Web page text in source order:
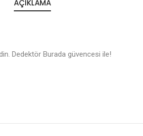
AÇIKLAMA
Dedektör Burada güvencesi ile!